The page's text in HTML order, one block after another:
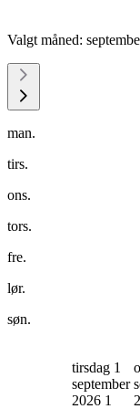
Valgt måned:
man.
tirs.
ons.
tors.
fre.
lør.
søn.
tirsdag 1
september
2026 1